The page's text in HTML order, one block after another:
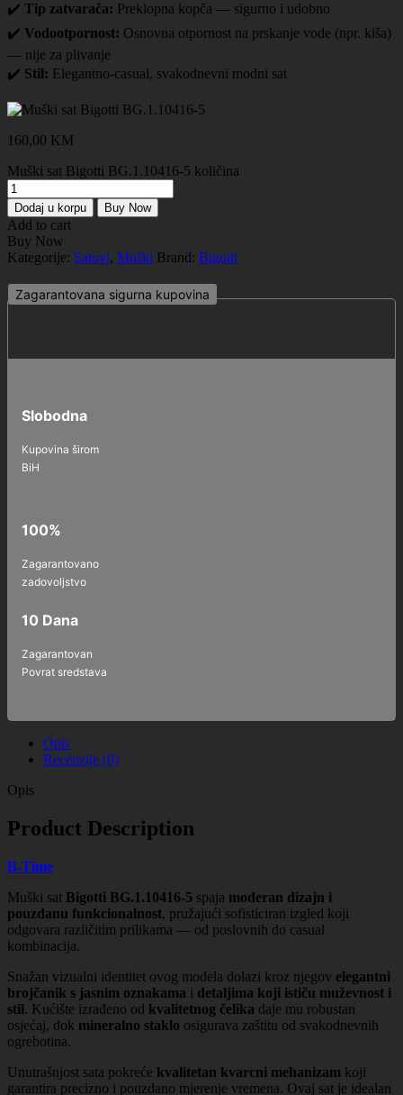
✔️ Tip zatvarača: Preklopna kopča — sigurno i udobno
✔️ Vodootpornost: Osnovna otpornost na prskanje vode (npr. kiša)
— nije za plivanje
✔️ Stil: Elegantno-casual, svakodnevni modni sat
160,00 KM
Muški sat Bigotti BG.1.10416-5 količina
Dodaj u korpu Buy Now
Add to cart
Buy Now
Kategorije: Satovi, Muški Brand: Bigotti
Zagarantovana sigurna kupovina
Slobodna
Kupovina širom
BiH
100%
Zagarantovano
zadovoljstvo
10 Dana
Zagarantovan
Povrat sredstava
Opis
Recenzije (0)
Opis
Product Description
B-Time
Muški sat Bigotti BG.1.10416-5 spaja moderan dizajn i
pouzdanu funkcionalnost, pružajući sofisticiran izgled koji
odgovara različitim prilikama — od poslovnih do casual
kombinacija.
Snažan vizualni identitet ovog modela dolazi kroz njegov elegantni
brojčanik s jasnim oznakama i detaljima koji ističu muževnost i
stil. Kućište izrađeno od kvalitetnog čelika daje mu robustan
osjećaj, dok mineralno staklo osigurava zaštitu od svakodnevnih
ogrebotina.
Unutrašnjost sata pokreće kvalitetan kvarcni mehanizam koji
garantira precizno i pouzdano mjerenje vremena. Ovaj sat je idealan